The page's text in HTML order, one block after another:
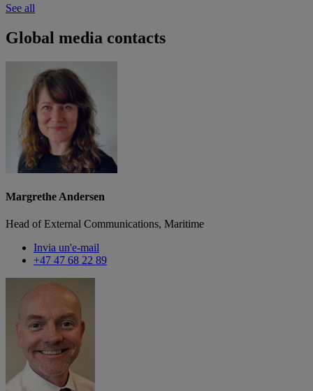
See all
Global media contacts
Margrethe Andersen
Head of External Communications, Maritime
Invia un'e-mail
+47 47 68 22 89